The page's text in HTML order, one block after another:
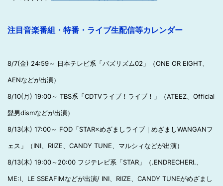
注目音楽番組・特番・ライブ生配信等カレンダー
8/7(金) 24:59～ 日本テレビ系「バズリズム02」（ONE OR EIGHT、
AENなどが出演）
8/10(月) 19:00～ TBS系「CDTVライブ！ライブ！」（ATEEZ、Official
髭男dismなどが出演）
8/13(木) 17:00～ FOD「STAR×めざましライブ｜めざましWANGANフ
ェス」（INI、RIIZE、CANDY TUNE、マルシィなどが出演）
8/13(木) 19:00～20:00 フジテレビ系「STAR」（.ENDRECHERI.、
ME:I、LE SSEAFIMなどが出演/ INI、RIIZE、CANDY TUNEがめざまし